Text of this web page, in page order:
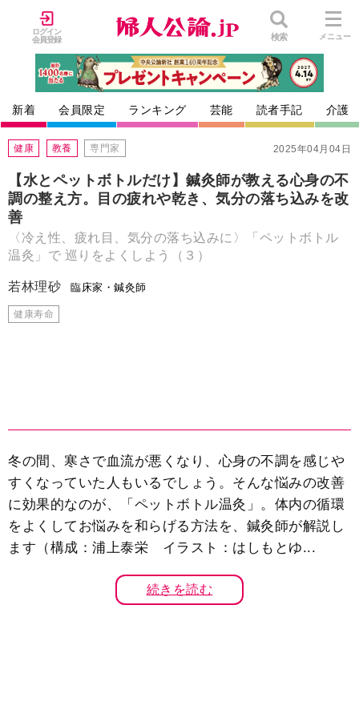
ログイン
会員登録
検索 メニュー
新着 会員限定 ランキング 芸能 読者手記 介護
2025年04月04日
健康 教養 専門家
【水とペットボトルだけ】鍼灸師が教える心身の不
調の整え方。目の疲れや乾き、気分の落ち込みを改
善
〈冷え性、疲れ目、気分の落ち込みに〉「ペットボトル
温灸」で 巡りをよくしよう（３）
若林理砂 臨床家・鍼灸師
健康寿命
冬の間、寒さで血流が悪くなり、心身の不調を感じや
すくなっていた人もいるでしょう。そんな悩みの改善
に効果的なのが、「ペットボトル温灸」。体内の循環
をよくしてお悩みを和らげる方法を、鍼灸師が解説し
ます（構成：浦上泰栄 イラスト：はしもとゆ...
続きを読む